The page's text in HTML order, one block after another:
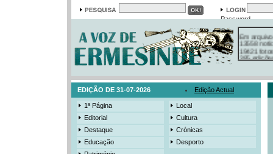
Password
13558
19421
385
3206
EDIÇÃO DE 31-07-2026 Edição Actual
1ª Página
Editorial
Destaque
Educação
Local
Cultura
Crónicas
Desporto